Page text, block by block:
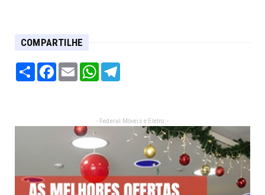
COMPARTILHE
Share Facebook
Email WhatsApp
- Federal Móveis e Eletro: -